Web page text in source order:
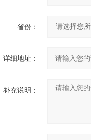
省份：
详细地址：
补充说明：